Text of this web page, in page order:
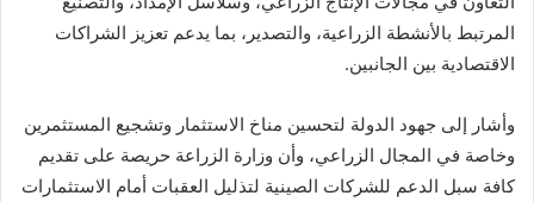
المرتبط بالأنشطة الزراعية، والتصدير، بما يدعم تعزيز الشراكات
الاقتصادية بين الجانبين.
وأشار إلى جهود الدولة لتحسين مناخ الاستثمار وتشجيع المستثمرين
وخاصة في المجال الزراعي، وأن وزارة الزراعة حريصة على تقديم
كافة سبل الدعم للشركات الصينية لتذليل العقبات أمام الاستثمارات